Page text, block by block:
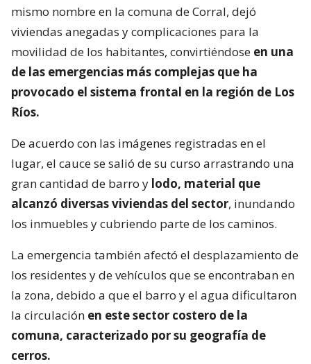
mismo nombre en la comuna de Corral, dejó
viviendas anegadas y complicaciones para la
movilidad de los habitantes, convirtiéndose en una
de las emergencias más complejas que ha
provocado el sistema frontal en la región de Los
Ríos.
De acuerdo con las imágenes registradas en el
lugar, el cauce se salió de su curso arrastrando una
gran cantidad de barro y lodo, material que
alcanzó diversas viviendas del sector, inundando
los inmuebles y cubriendo parte de los caminos.
La emergencia también afectó el desplazamiento de
los residentes y de vehículos que se encontraban en
la zona, debido a que el barro y el agua dificultaron
la circulación en este sector costero de la
comuna, caracterizado por su geografía de
cerros.